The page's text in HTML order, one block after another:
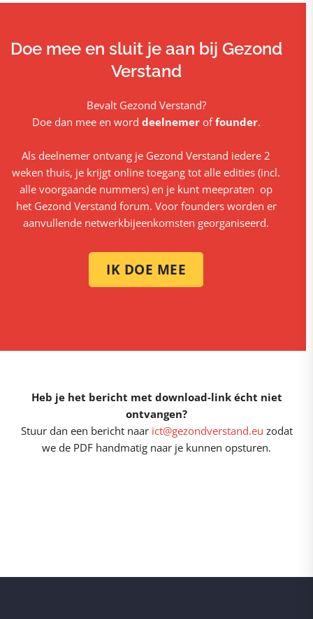
Doe mee en sluit je aan bij Gezond
Verstand
Bevalt Gezond Verstand?
Doe dan mee en word deelnemeroffounder.
Als deelnemer ontvang je Gezond Verstand iedere 2
weken thuis, je krijgt online toegang tot alle edities (incl.
alle voorgaande nummers) en je kunt meepraten op
het Gezond Verstand forum. Voor founders worden er
aanvullende netwerkbijeenkomsten georganiseerd.
IK DOE MEE
Heb je het bericht met download-link écht niet
ontvangen?
Stuur dan een bericht naar ict@gezondverstand.eu zodat
we de PDF handmatig naar je kunnen opsturen.